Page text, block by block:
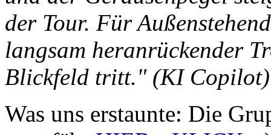
der Tour. Für
langsam heranrückender
Blickfeld tritt." (KI Copilot)
Was uns erstaunte: Die